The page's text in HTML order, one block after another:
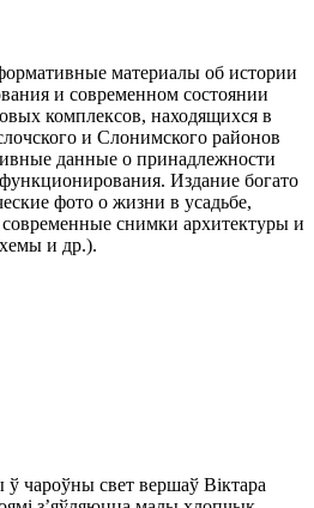
материалы об истории
и современном состоянии
комплексов, находящихся в
и Слонимского районов
данные о принадлежности
Издание богато
фото о жизни в усадьбе,
снимки архитектуры и
и др.).
чароўны свет вершаў Віктара